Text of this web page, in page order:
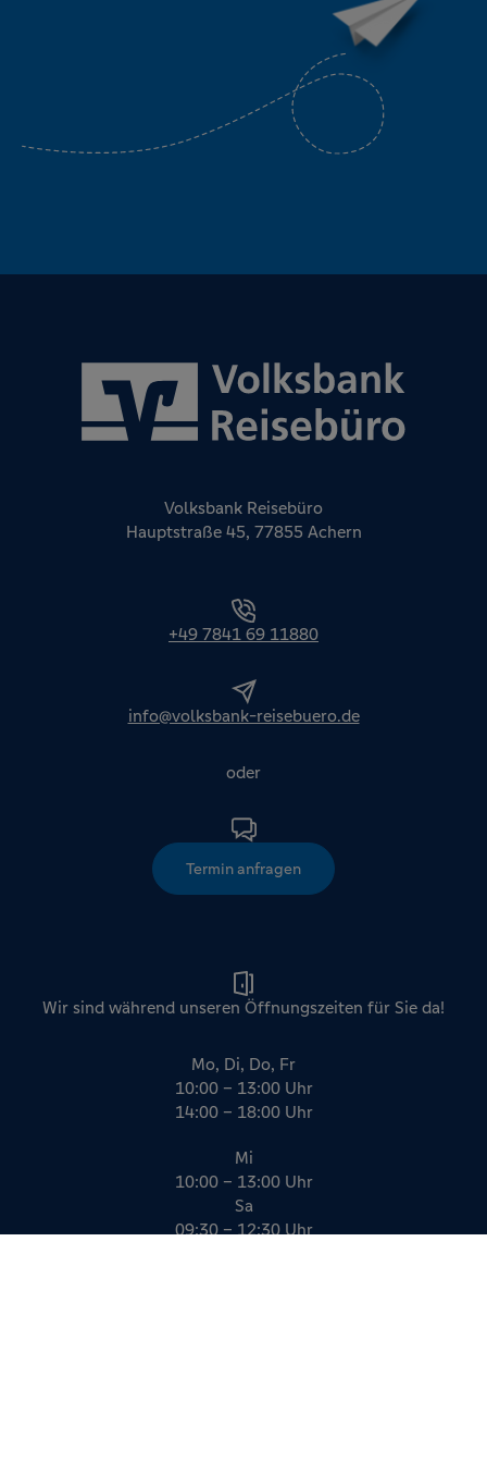
Volksbank Reisebüro
Hauptstraße 45, 77855 Achern
+49 7841 69 11880
info@volksbank-reisebuero.de
oder
Termin anfragen
Wir sind während unseren Öffnungszeiten für Sie da!
Mo, Di, Do, Fr
10:00 – 13:00 Uhr
14:00 – 18:00 Uhr
Mi
10:00 – 13:00 Uhr
Sa
09:30 – 12:30 Uhr